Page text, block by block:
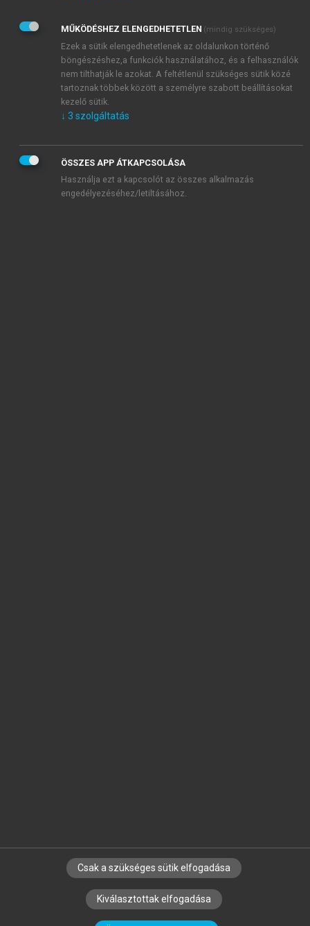
Adatkezelési tájékoztatóbanfoglaltakat tudomásul
veszem és elfogadom.
Általános vásárlási feltételeket, valamint a szotar.netés a
mersz.huoldalak licencszerződéseiben foglaltakat
tudomásul veszem és elfogadom.
KIPRÓBÁLOM
SZERZŐKNEK CÉGEKNEK KÖNYVTÁROSOKNAK
SZERKESZTÉSI ÉS LEKTORÁLÁSI ALAPELVEK
MŰKÖDÉSHEZ ELENGEDHETETLEN (mindig szükséges)
Ezek a sütik elengedhetetlenek az oldalunkon történő
böngészéshez,a funkciók használatához, és a felhasználók
nem tilthatják le azokat. A feltétlenül szükséges sütik közé
tartoznak többek között a személyre szabott beállításokat
kezelő sütik.
↓ 3 szolgáltatás
ÖSSZES APP ÁTKAPCSOLÁSA
Használja ezt a kapcsolót az összes alkalmazás
engedélyezéséhez/letiltásához.
Csak a szükséges sütik elfogadása
Kiválasztottak elfogadása